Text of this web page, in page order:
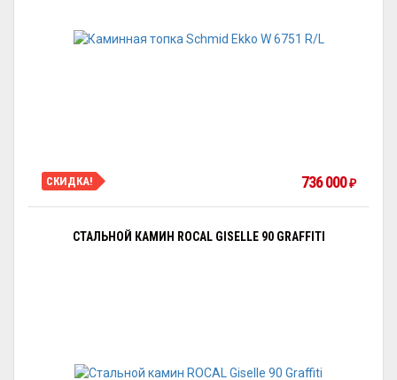
СКИДКА! 736 000₽
СТАЛЬНОЙ КАМИН ROCAL GISELLE 90 GRAFFITI